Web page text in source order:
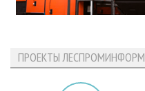
ПРОЕКТЫ ЛЕСПРОМИНФОРМ